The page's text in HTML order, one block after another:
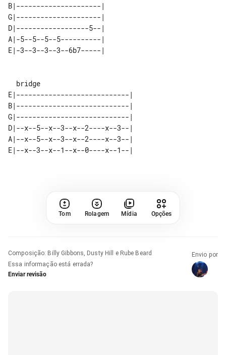
B|---------------------|
G|---------------------|
D|------------------5--|
A|-5--5--5--5----------|
E|----------------------------|
B|----------------------------|
G|----------------------------|
D|--x--5--x--3--x--2----x--3--|
A|--x--5--x--3--x--2----x--3--|
Tom Rolagem Mídia Opções
Composição: Billy Gibbons, Dusty Hill e Rube Beard
Essa informação está errada?
Enviar revisão
Envio por